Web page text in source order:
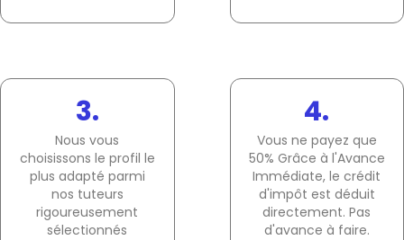
3.
Nous vous
choisissons le profil le
plus adapté parmi
nos tuteurs
rigoureusement
sélectionnés
4.
Vous ne payez que
50% Grâce à l'Avance
Immédiate, le crédit
d'impôt est déduit
directement. Pas
d'avance à faire.